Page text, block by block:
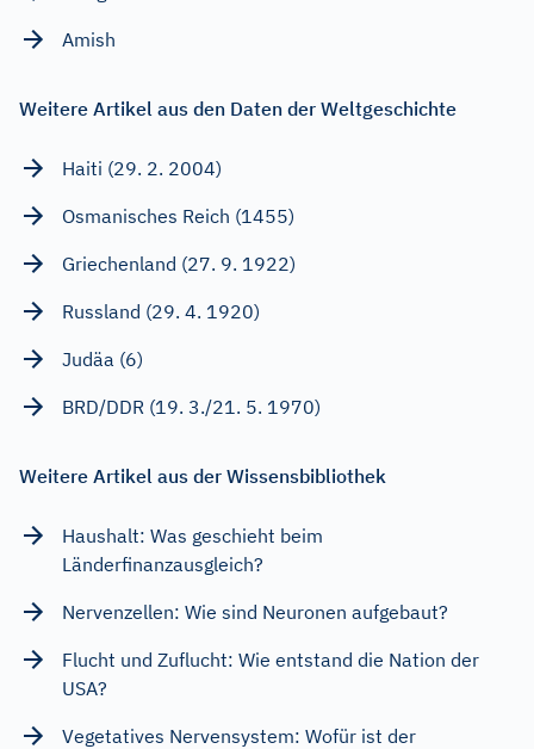
Amish
Weitere Artikel aus den Daten der Weltgeschichte
Haiti (29. 2. 2004)
Osmanisches Reich (1455)
Griechenland (27. 9. 1922)
Russland (29. 4. 1920)
Judäa (6)
BRD/DDR (19. 3./21. 5. 1970)
Weitere Artikel aus der Wissensbibliothek
Haushalt: Was geschieht beim
Länderfinanzausgleich?
Nervenzellen: Wie sind Neuronen aufgebaut?
Flucht und Zuflucht: Wie entstand die Nation der
USA?
Vegetatives Nervensystem: Wofür ist der